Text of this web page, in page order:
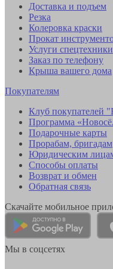
Доставка и подъем
Резка
Колеровка краски
Прокат
Услуги спецтехники
Заказ по телефону
Крыша вашего дома
Покупателям
Клуб покупателей
Программа
Подарочные карты
Прорабам, бригадам
Юридическим
Способы оплаты
Возврат и обмен
Обратная связь
Скачайте мобильное
Мы в соцсетях